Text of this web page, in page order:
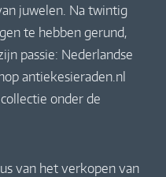
juwelen. Na twintig
te hebben gerund,
passie: Nederlandse
antiekesieraden.nl
onder de
van het verkopen van